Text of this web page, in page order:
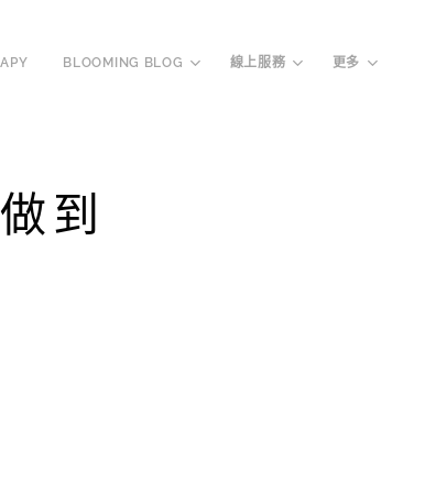
BLOOMING BLOG 線上服務 更多
到